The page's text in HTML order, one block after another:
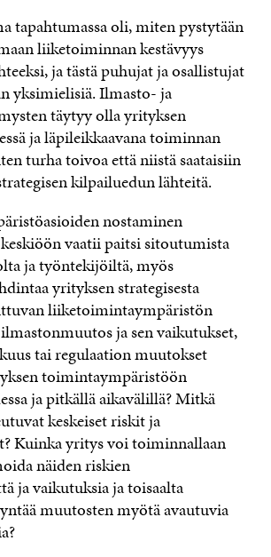
tapahtumassa oli, miten pystytään
liiketoiminnan kestävyys
ja tästä puhujat ja osallistujat
yksimielisiä. Ilmasto- ja
täytyy olla yrityksen
ja läpileikkaavana toiminnan
turha toivoa että niistä saataisiin
kilpailuedun lähteitä.
nostaminen
vaatii paitsi sitoutumista
ja työntekijöiltä, myös
yrityksen strategisesta
liiketoimintaympäristön
ja sen vaikutukset,
tai regulaation muutokset
toimintaympäristöön
ja pitkällä aikavälillä? Mitkä
keskeiset riskit ja
Kuinka yritys voi toiminnallaan
näiden riskien
ja vaikutuksia ja toisaalta
muutosten myötä avautuvia